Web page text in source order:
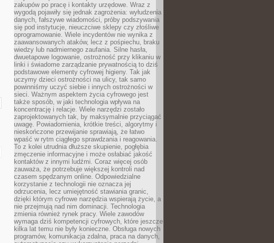
zakupów po pracę i kontakty urzędowe. Wraz z
wygodą pojawiły się jednak zagrożenia: wyłudzenia
danych, fałszywe wiadomości, próby podszywania
się pod instytucje, nieuczciwe sklepy czy złośliwe
oprogramowanie. Wiele incydentów nie wynika z
zaawansowanych ataków, lecz z pośpiechu, braku
wiedzy lub nadmiernego zaufania. Silne hasła,
dwuetapowe logowanie, ostrożność przy klikaniu w
linki i świadome zarządzanie prywatnością to dziś
podstawowe elementy cyfrowej higieny. Tak jak
uczymy dzieci ostrożności na ulicy, tak samo
powinniśmy uczyć siebie i innych ostrożności w
sieci. Ważnym aspektem życia cyfrowego jest
także sposób, w jaki technologia wpływa na
koncentrację i relacje. Wiele narzędzi zostało
zaprojektowanych tak, by maksymalnie przyciągać
uwagę. Powiadomienia, krótkie treści, algorytmy i
nieskończone przewijanie sprawiają, że łatwo
wpaść w rytm ciągłego sprawdzania i reagowania.
To z kolei utrudnia dłuższe skupienie, pogłębia
zmęczenie informacyjne i może osłabiać jakość
kontaktów z innymi ludźmi. Coraz więcej osób
zauważa, że potrzebuje większej kontroli nad
czasem spędzanym online. Odpowiedzialne
korzystanie z technologii nie oznacza jej
odrzucenia, lecz umiejętność stawiania granic,
dzięki którym cyfrowe narzędzia wspierają życie, a
nie przejmują nad nim dominacji. Technologia
zmienia również rynek pracy. Wiele zawodów
wymaga dziś kompetencji cyfrowych, które jeszcze
kilka lat temu nie były konieczne. Obsługa nowych
programów, komunikacja zdalna, praca na danych,